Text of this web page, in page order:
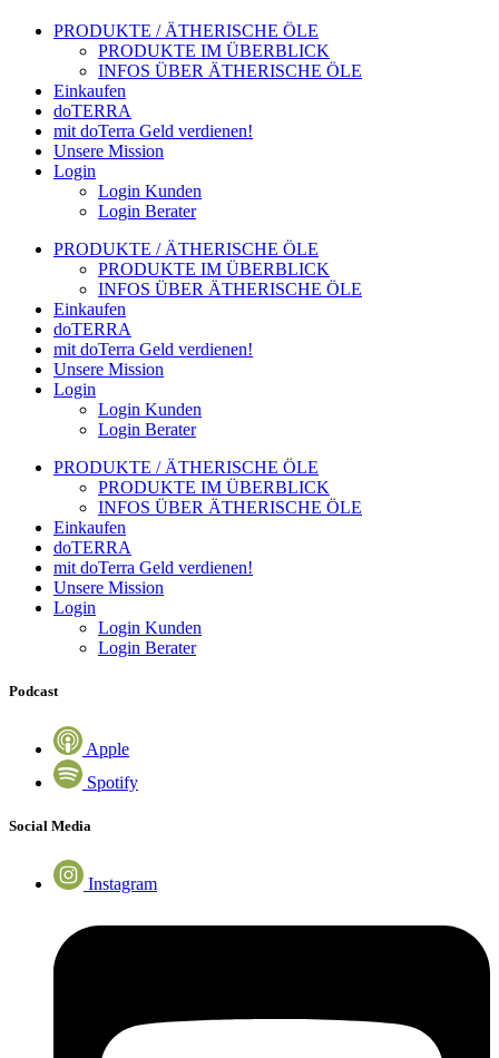
PRODUKTE / ÄTHERISCHE ÖLE
PRODUKTE IM ÜBERBLICK
INFOS ÜBER ÄTHERISCHE ÖLE
Einkaufen
doTERRA
mit doTerra Geld verdienen!
Unsere Mission
Login
Login Kunden
Login Berater
PRODUKTE / ÄTHERISCHE ÖLE
PRODUKTE IM ÜBERBLICK
INFOS ÜBER ÄTHERISCHE ÖLE
Einkaufen
doTERRA
mit doTerra Geld verdienen!
Unsere Mission
Login
Login Kunden
Login Berater
PRODUKTE / ÄTHERISCHE ÖLE
PRODUKTE IM ÜBERBLICK
INFOS ÜBER ÄTHERISCHE ÖLE
Einkaufen
doTERRA
mit doTerra Geld verdienen!
Unsere Mission
Login
Login Kunden
Login Berater
Podcast
Apple
Spotify
Social Media
Instagram